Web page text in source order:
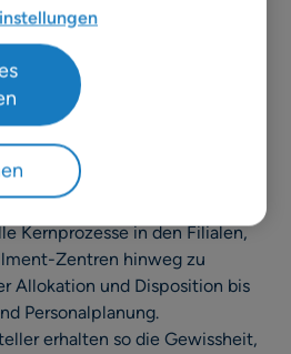
ermöglicht es
Präzision und
algorithmischer
Erreichen ihrer Ziele
KI-gesteuerte
datenbasierte
Kernprozesse in den Filialen,
Zentren hinweg zu
Allokation und Disposition bis
Personalplanung.
erhalten so die Gewissheit,